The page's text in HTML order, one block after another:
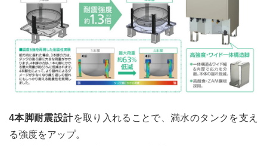
4本脚耐震設計を取り入れることで、満水のタンクを支え
る強度をアップ。